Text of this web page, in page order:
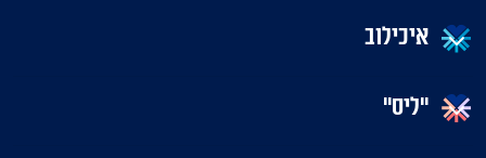
איכילוב
"ליס"